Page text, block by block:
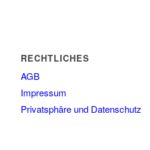
RECHTLICHES
AGB
Impressum
Privatsphäre und Datenschutz